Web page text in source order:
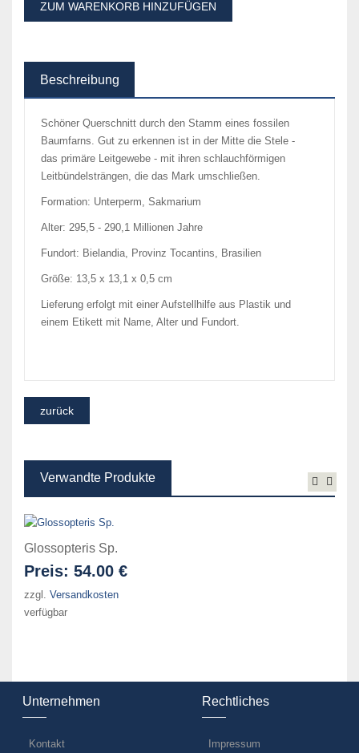
ZUM WARENKORB HINZUFÜGEN
Beschreibung
Schöner Querschnitt durch den Stamm eines fossilen
Baumfarns. Gut zu erkennen ist in der Mitte die Stele -
das primäre Leitgewebe - mit ihren schlauchförmigen
Leitbündelsträngen, die das Mark umschließen.
Formation: Unterperm, Sakmarium
Alter: 295,5 - 290,1 Millionen Jahre
Fundort: Bielandia, Provinz Tocantins, Brasilien
Größe: 13,5 x 13,1 x 0,5 cm
Lieferung erfolgt mit einer Aufstellhilfe aus Plastik und
einem Etikett mit Name, Alter und Fundort.
Verwandte Produkte
Glossopteris Sp.
Preis: 54.00 €
zzgl. Versandkosten
verfügbar
Unternehmen
Kontakt
Rechtliches
Impressum